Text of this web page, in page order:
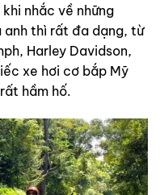
nhắc về những
anh thì rất đa dạng, từ
Harley Davidson,
xe hơi cơ bắp Mỹ
hầm hố.